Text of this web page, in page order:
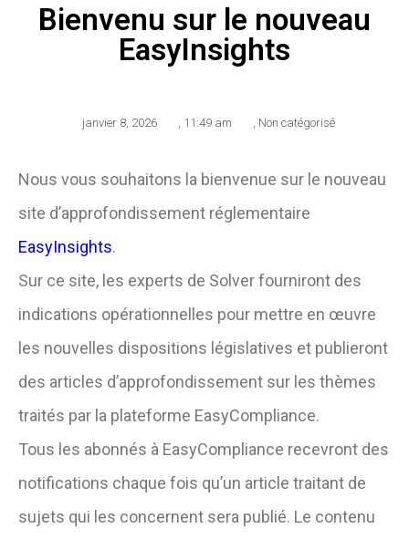
Bienvenu sur le nouveau
EasyInsights
janvier 8, 2026 11:49 am Non catégorisé
Nous vous souhaitons la bienvenue sur le nouveau
site d’approfondissement réglementaire
EasyInsights.
Sur ce site, les experts de Solver fourniront des
indications opérationnelles pour mettre en œuvre
les nouvelles dispositions législatives et publieront
des articles d’approfondissement sur les thèmes
traités par la plateforme EasyCompliance.
Tous les abonnés à EasyCompliance recevront des
notifications chaque fois qu’un article traitant de
sujets qui les concernent sera publié. Le contenu